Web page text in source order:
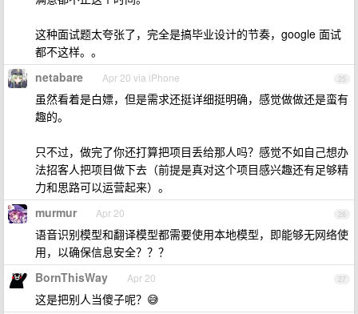
这种面试题太夸张了，完全是搞毕业设计的节奏，google 面试
都不这样。。
25
netabare Apr 20 via iPhone
虽然看着是白嫖，但是需求还挺详细挺明确，感觉做做还是蛮有
趣的。
只不过，做完了你还打算把项目丢给那人吗？感觉不如自己想办
法招客人把项目做下去（前提是真对这个项目感兴趣还有足够精
力和思路可以运营起来）。
26
murmur Apr 20
语音识别模型和翻译模型都需要使用本地模型，即能够无网络使
用，以确保信息安全？？？
27
BornThisWay Apr 20
这是把别人当傻子呢？😅